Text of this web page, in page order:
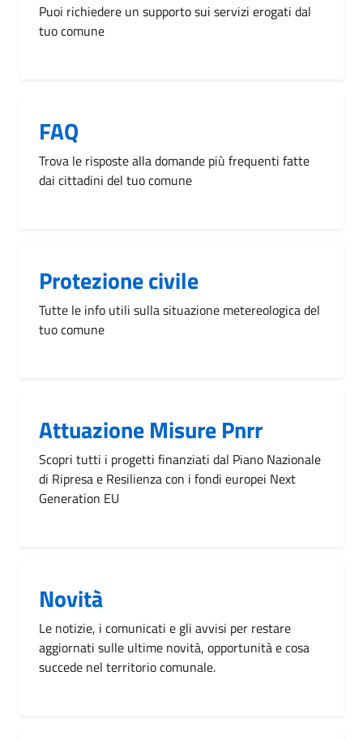
Puoi richiedere un supporto sui servizi erogati dal
tuo comune
FAQ
Trova le risposte alla domande più frequenti fatte
dai cittadini del tuo comune
Protezione civile
Tutte le info utili sulla situazione metereologica del
tuo comune
Attuazione Misure Pnrr
Scopri tutti i progetti finanziati dal Piano Nazionale
di Ripresa e Resilienza con i fondi europei Next
Generation EU
Novità
Le notizie, i comunicati e gli avvisi per restare
aggiornati sulle ultime novità, opportunità e cosa
succede nel territorio comunale.